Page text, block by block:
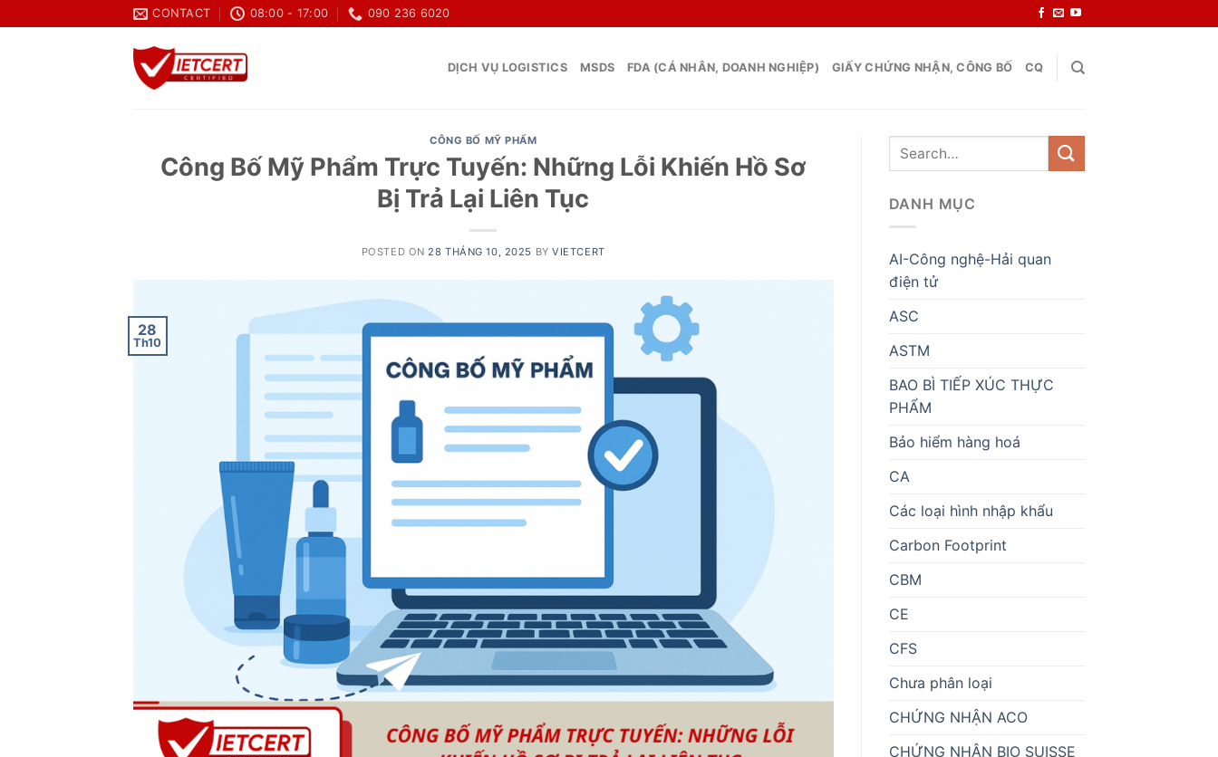
to
CONTACT 08:00 - 17:00 090 236 6020
DỊCH VỤ LOGISTICS MSDS FDA (CÁ NHÂN, DOANH NGHIỆP) GIẤY CHỨNG NHẬN, CÔNG BỐ CQ
CÔNG BỐ MỸ PHẨM
Công Bố Mỹ Phẩm Trực Tuyến: Những Lỗi Khiến Hồ Sơ
Bị Trả Lại Liên Tục
POSTED ON 28 THÁNG 10, 2025 BYVIETCERT
28
Th10
DANH MỤC
AI-Công nghệ-Hải quan
điện tử
ASC
ASTM
BAO BÌ TIẾP XÚC THỰC
PHẨM
Bảo hiểm hàng hoá
CA
Các loại hình nhập khẩu
Carbon Footprint
CBM
CE
CFS
Chưa phân loại
CHỨNG NHẬN ACO
CHỨNG NHẬN BIO SUISSE